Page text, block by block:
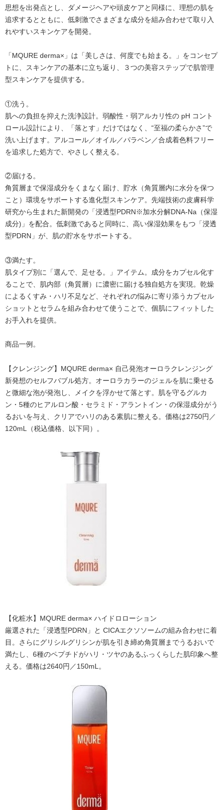
思想を出発点とし、ダメージヘアや頭皮ケアと同様に、理想の肌を
追求するとともに、低刺激でさまざまな成分を組み合わせて取り入
れやすいスキンケアを開発。
「MQURE derma×」は「美しさは、何度でも始まる。」をコンセプ
トに、スキンケアの基本に立ち返り、３つの美容ステップで肌管理
型スキンケアを提供する。
①洗う。
肌への負担を抑えた洗浄設計。弱酸性・弱アルカリ性の pH コント
ロール設計により、「落とす」だけではなく、“至福の柔らかさ”で
洗い上げます。アルコール／オイル／パラベン／合成着色料フリー
を追求した処方で、やさしく整える。
②届ける。
角質層まで保湿成分をくまなく届け、貯水（角質層内に水分を保つ
こと）環境をサポートする進化型スキンケア。先端技術の皮膚科学
研究から生まれた新開発の「浸透型PDRN※加水分解DNA-Na（保湿
成分)」を配合。低刺激であると同時に、高い保湿効果をもつ「浸透
型PDRN」が、肌の貯水をサポートする。
③満たす。
肌タイプ別に「選んで、足せる。」アイテム。成分をカプセル化す
ることで、肌内部（角質層）に濃密に届ける独自処方を実現。乾燥
によるくすみ・ハリ不足など、それぞれの悩みに寄り添うカプセル
ショットとセラムを組み合わせて使うことで、個肌にフィットした
お手入れを提供。
商品一例。
【クレンジング】MQURE derma× 自己発泡オーロラクレンジング
新発想のセルフバブル処方。オーロラカラーのジェルを肌に乗せる
と微細な泡が発泡し、メイクを浮かせて落とす。肌を守るグルカ
ン・5種のヒアルロン酸・セラミド・アラントイン・の保湿成分がう
るおいを与え、クリアでハリのある素肌に整える。価格は2750円／
120mL（税込価格、以下同）。
【化粧水】MQURE derma× ハイドロローション
厳選された「浸透型PDRN」と CICAエクソソームの組み合わせに着
目。さらにグリシルグリシンが肌を引き締め角質層までうるおいで
満たし、6種のペプチドがハリ・ツヤのあるふっくらした肌印象へ整
える。価格は2640円／150mL。